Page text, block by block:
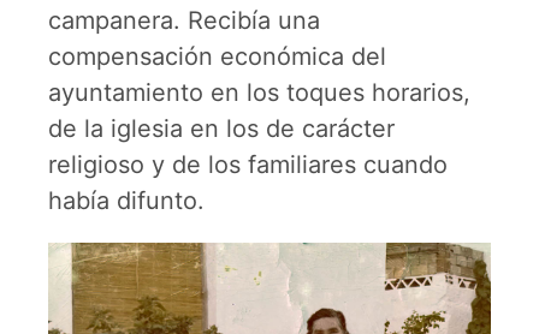
campanera. Recibía una
compensación económica del
ayuntamiento en los toques horarios,
de la iglesia en los de carácter
religioso y de los familiares cuando
había difunto.